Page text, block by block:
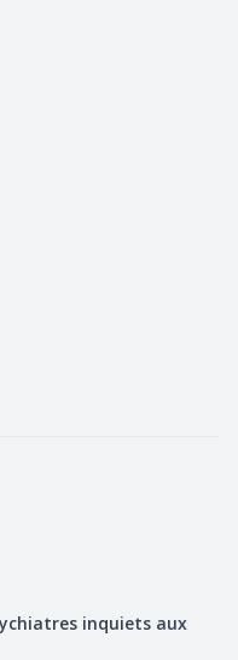
inquiets aux